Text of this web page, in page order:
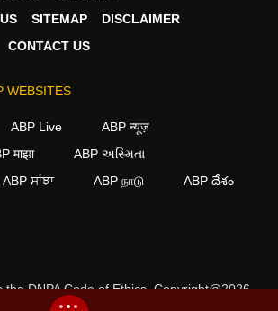
SITEMAP
DISCLAIMER
CONTACT US
WEBSITES
ABP Live
ABP न्यूज़
माझा
ABP અસ્મિતા
ABP ਸਾਂਝਾ ABP நாடு ABP దేశం
theDNPA Code of Ethics.Copyright@2026.
improve your experience, analyze